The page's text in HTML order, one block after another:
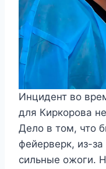
Инцидент во
для Киркорова
Дело в том, что
фейерверк, из-
сильные ожоги.